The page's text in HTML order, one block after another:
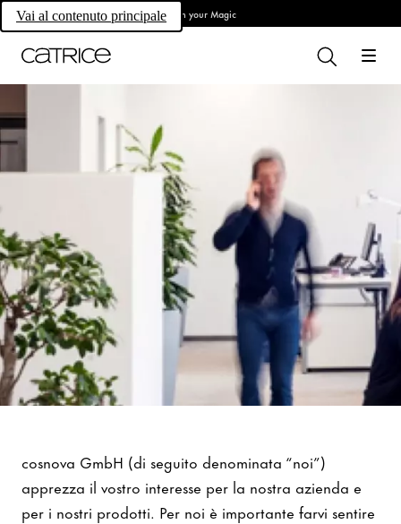
Vai al contenuto principaleOwn your Magic
cosnova GmbH (di seguito denominata “noi”)
apprezza il vostro interesse per la nostra azienda e
per i nostri prodotti. Per noi è importante farvi sentire